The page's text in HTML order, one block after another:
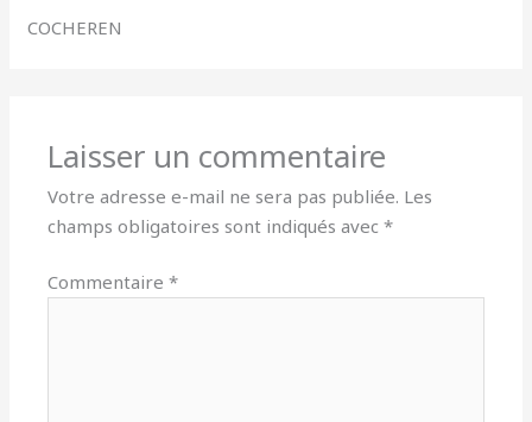
COCHEREN
Laisser un commentaire
Votre adresse e-mail ne sera pas publiée. Les
champs obligatoires sont indiqués avec*
Commentaire*